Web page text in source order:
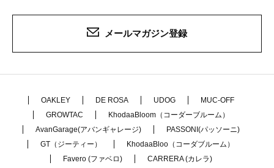
メールマガジン登録
OAKLEY DE ROSA UDOG
MUC-OFF
GROWTAC
KhodaaBloom（コーダーブルーム）
AvanGarage(アバンギャレージ)
PASSONI(パッソーニ)
GT（ジーティー）
KhodaaBloo（コーダブルーム）
Favero (ファベロ)
CARRERA (カレラ)